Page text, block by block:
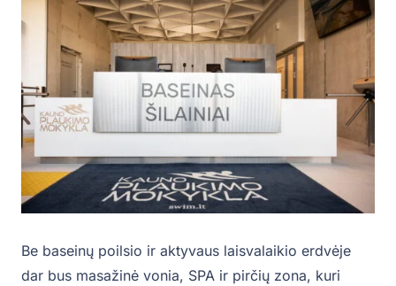
Be baseinų poilsio ir aktyvaus laisvalaikio erdvėje
dar bus masažinė vonia, SPA ir pirčių zona, kuri